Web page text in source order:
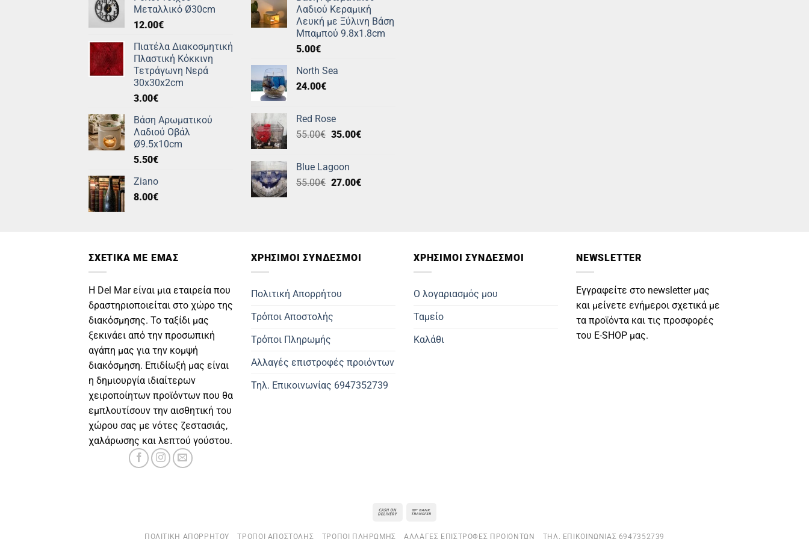
Μεταλλικό Ø30cm
12.00€
Πιατέλα Διακοσμητική
Πλαστική Κόκκινη
Τετράγωνη Νερά
30x30x2cm
3.00€
Βάση Αρωματικού
Λαδιού Οβάλ
Ø9.5x10cm
5.50€
Ziano
8.00€
Λαδιού Κεραμική
Λευκή με Ξύλινη Βάση
Μπαμπού 9.8x1.8cm
5.00€
North Sea
24.00€
Red Rose
55.00€ Original
55.00€.
35.00€Η
35.00€.
Blue Lagoon
55.00€ Original
27.00€Η
ΣΧΕΤΙΚΑ ΜΕ ΕΜΑΣ
Η Del Mar είναι μια εταιρεία που
δραστηριοποιείται στο χώρο της
διακόσμησης. Το ταξίδι μας
ξεκινάει από την προσωπική
αγάπη μας για την κομψή
διακόσμηση. Επιδίωξή μας είναι
η δημιουργία ιδιαίτερων
χειροποίητων προϊόντων που θα
εμπλουτίσουν την αισθητική του
χώρου σας με νότες ζεστασιάς,
χαλάρωσης και λεπτού γούστου.
ΧΡΗΣΙΜOΙ ΣΥΝΔΕΣΜΟΙ
Πολιτική Απορρήτου
Τρόποι Αποστολής
Τρόποι Πληρωμής
Αλλαγές επιστροφές προιόντων
Τηλ. Επικοινωνίας 6947352739
ΧΡΗΣΙΜΟΙ ΣΥΝΔΕΣΜΟΙ
Ο λογαριασμός μου
Ταμείο
Καλάθι
NEWSLETTER
Εγγραφείτε στο newsletter μας
και μείνετε ενήμεροι σχετικά με
τα προϊόντα και τις προσφορές
του E-SHOP μας.
Cash
ΠΟΛΙΤΙΚΉ ΑΠΟΡΡΉΤΟΥ ΤΡΌΠΟΙ ΑΠΟΣΤΟΛΉΣ ΤΡΌΠΟΙ ΠΛΗΡΩΜΉΣ ΑΛΛΑΓΈΣ ΕΠΙΣΤΡΟΦΈΣ ΠΡΟΙΌΝΤΩΝ ΤΗΛ. ΕΠΙΚΟΙΝΩΝΊΑΣ 6947352739